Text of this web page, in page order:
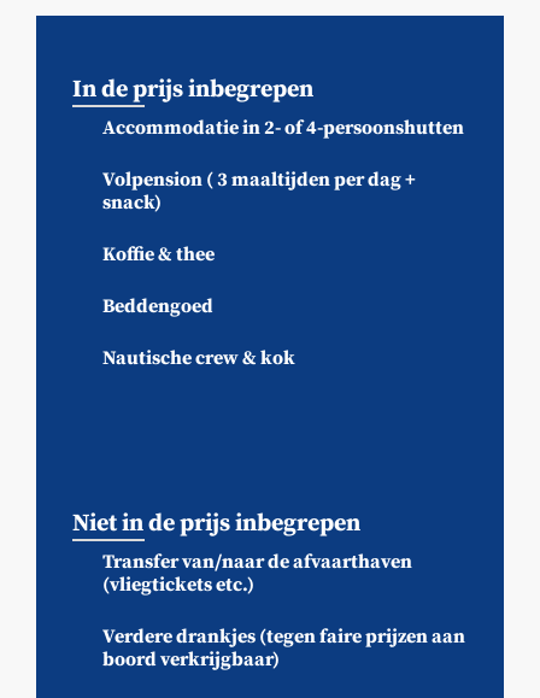
In de prijs inbegrepen
Accommodatie in 2- of 4-persoonshutten
Volpension ( 3 maaltijden per dag +
snack)
Koffie & thee
Beddengoed
Nautische crew & kok
Niet in de prijs inbegrepen
Transfer van/naar de afvaarthaven
(vliegtickets etc.)
Verdere drankjes (tegen faire prijzen aan
boord verkrijgbaar)